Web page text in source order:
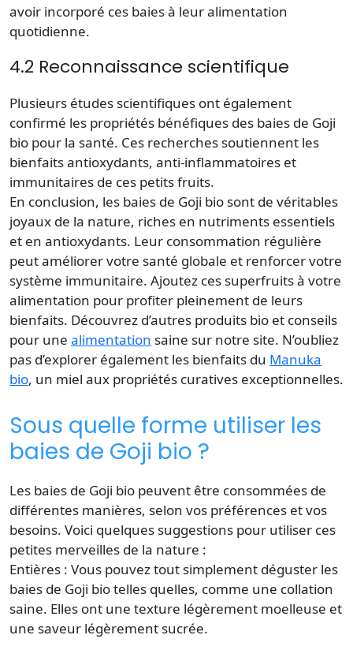
avoir incorporé ces baies à leur alimentation
quotidienne.
4.2 Reconnaissance scientifique
Plusieurs études scientifiques ont également
confirmé les propriétés bénéfiques des baies de Goji
bio pour la santé. Ces recherches soutiennent les
bienfaits antioxydants, anti-inflammatoires et
immunitaires de ces petits fruits.
En conclusion, les baies de Goji bio sont de véritables
joyaux de la nature, riches en nutriments essentiels
et en antioxydants. Leur consommation régulière
peut améliorer votre santé globale et renforcer votre
système immunitaire. Ajoutez ces superfruits à votre
alimentation pour profiter pleinement de leurs
bienfaits. Découvrez d’autres produits bio et conseils
pour une alimentation saine sur notre site. N’oubliez
pas d’explorer également les bienfaits du Manuka
bio, un miel aux propriétés curatives exceptionnelles.
Sous quelle forme utiliser les
baies de Goji bio ?
Les baies de Goji bio peuvent être consommées de
différentes manières, selon vos préférences et vos
besoins. Voici quelques suggestions pour utiliser ces
petites merveilles de la nature :
Entières : Vous pouvez tout simplement déguster les
baies de Goji bio telles quelles, comme une collation
saine. Elles ont une texture légèrement moelleuse et
une saveur légèrement sucrée.